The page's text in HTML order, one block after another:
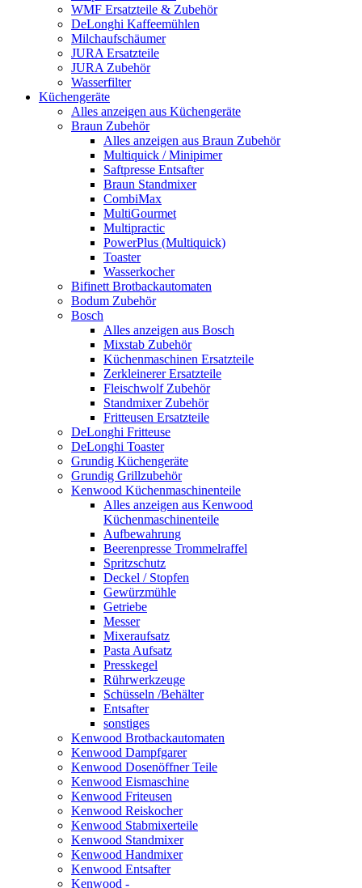
WMF Ersatzteile & Zubehör
DeLonghi Kaffeemühlen
Milchaufschäumer
JURA Ersatzteile
JURA Zubehör
Wasserfilter
Küchengeräte
Alles anzeigen aus Küchengeräte
Braun Zubehör
Alles anzeigen aus Braun Zubehör
Multiquick / Minipimer
Saftpresse Entsafter
Braun Standmixer
CombiMax
MultiGourmet
Multipractic
PowerPlus (Multiquick)
Toaster
Wasserkocher
Bifinett Brotbackautomaten
Bodum Zubehör
Bosch
Alles anzeigen aus Bosch
Mixstab Zubehör
Küchenmaschinen Ersatzteile
Zerkleinerer Ersatzteile
Fleischwolf Zubehör
Standmixer Zubehör
Fritteusen Ersatzteile
DeLonghi Fritteuse
DeLonghi Toaster
Grundig Küchengeräte
Grundig Grillzubehör
Kenwood Küchenmaschinenteile
Alles anzeigen aus Kenwood
Küchenmaschinenteile
Aufbewahrung
Beerenpresse Trommelraffel
Spritzschutz
Deckel / Stopfen
Gewürzmühle
Getriebe
Messer
Mixeraufsatz
Pasta Aufsatz
Presskegel
Rührwerkzeuge
Schüsseln /Behälter
Entsafter
sonstiges
Kenwood Brotbackautomaten
Kenwood Dampfgarer
Kenwood Dosenöffner Teile
Kenwood Eismaschine
Kenwood Friteusen
Kenwood Reiskocher
Kenwood Stabmixerteile
Kenwood Standmixer
Kenwood Handmixer
Kenwood Entsafter
Kenwood -